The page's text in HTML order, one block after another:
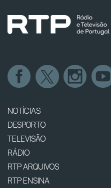
NOTÍCIAS
DESPORTO
TELEVISÃO
RÁDIO
RTP ARQUIVOS
RTP ENSINA